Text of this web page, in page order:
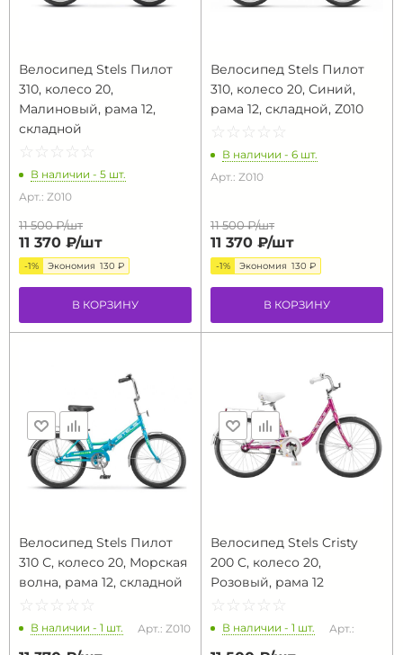
Велосипед Stels Пилот
310, колесо 20,
Малиновый, рама 12,
складной
☆ ☆ ☆ ☆ ☆
★ ★ ★ ★ ★
В наличии - 5 шт.
Арт.: Z010
11 500 ₽/шт
11 370 ₽/шт
-1% Экономия 130 ₽
В КОРЗИНУ
Велосипед Stels Пилот
310, колесо 20, Синий,
рама 12, складной, Z010
☆ ☆ ☆ ☆ ☆
★ ★ ★ ★ ★
В наличии - 6 шт.
Арт.: Z010
11 500 ₽/шт
11 370 ₽/шт
-1% Экономия 130 ₽
В КОРЗИНУ
Велосипед Stels Пилот
310 С, колесо 20, Морская
волна, рама 12, складной
☆ ☆ ☆ ☆ ☆
★ ★ ★ ★ ★
В наличии - 1 шт. Арт.: Z010
Велосипед Stels Cristy
200 C, колесо 20,
Розовый, рама 12
☆ ☆ ☆ ☆ ☆
★ ★ ★ ★ ★
В наличии - 1 шт. Арт.: